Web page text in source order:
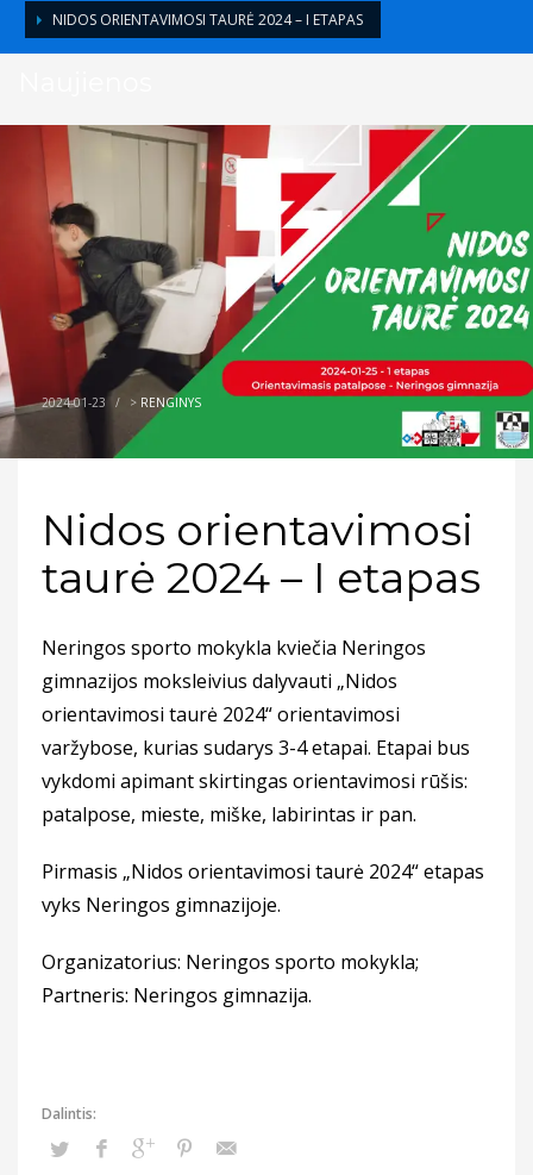
NIDOS ORIENTAVIMOSI TAURĖ 2024 – I ETAPAS
2024-01-23 / > RENGINYS
Nidos orientavimosi
taurė 2024 – I etapas
Neringos sporto mokykla kviečia Neringos
gimnazijos moksleivius dalyvauti „Nidos
orientavimosi taurė 2024“ orientavimosi
varžybose, kurias sudarys 3-4 etapai. Etapai bus
vykdomi apimant skirtingas orientavimosi rūšis:
patalpose, mieste, miške, labirintas ir pan.
Pirmasis „Nidos orientavimosi taurė 2024“ etapas
vyks Neringos gimnazijoje.
Organizatorius: Neringos sporto mokykla;
Partneris: Neringos gimnazija.